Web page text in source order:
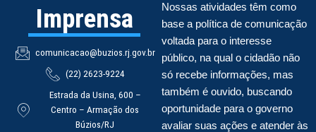
Imprensa
comunicacao@buzios.rj.gov.br
(22) 2623-9224
Estrada da Usina, 600 –
Centro – Armação dos
Búzios/RJ
Nossas atividades têm como
base a política de comunicação
voltada para o interesse
público, na qual o cidadão não
só recebe informações, mas
também é ouvido, buscando
oportunidade para o governo
avaliar suas ações e atender às